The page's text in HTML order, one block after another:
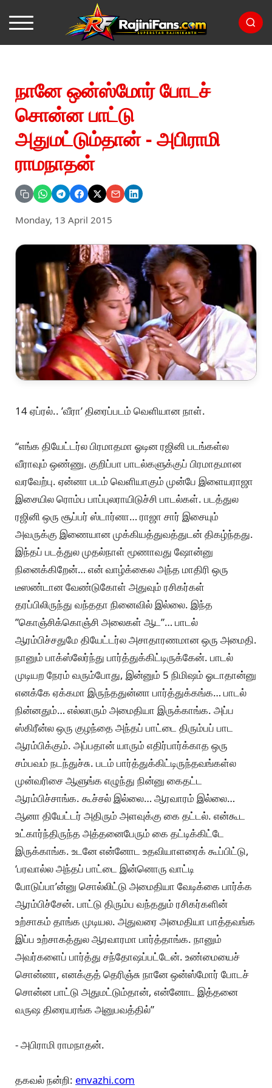
நானே ஒன்ஸ்மோர் போடச்
சொன்ன பாட்டு
அதுமட்டும்தான் - அபிராமி
ராமநாதன்
Monday, 13 April 2015
14 ஏப்ரல்.. ’வீரா’ திரைப்படம் வெளியான நாள்.
“எங்க தியேட்டர்ல பிரமாதமா ஓடின ரஜினி படங்கள்ல
வீராவும் ஒண்ணு. குறிப்பா பாடல்களுக்குப் பிரமாதமான
வரவேற்பு. ஏன்னா படம் வெளியாகும் முன்பே இளையராஜா
இசையில ரொம்ப பாப்புலராயிடுச்சி பாடல்கள். படத்துல
ரஜினி ஒரு சூப்பர் ஸ்டார்னா… ராஜா சார் இசையும்
அவருக்கு இணையான முக்கியத்துவத்துடன் திகழ்ந்தது.
இந்தப் படத்துல முதல்நாள் மூணாவது ஷோன்னு
நினைக்கிறேன்… என் வாழ்க்கைல அந்த மாதிரி ஒரு
டீஸண்டான வேண்டுகோள் அதுவும் ரசிகர்கள்
தரப்பிலிருந்து வந்ததா நினைவில் இல்லை. இந்த
”கொஞ்சிக்கொஞ்சி அலைகள் ஆட”… பாடல்
ஆரம்பிச்சதுமே தியேட்டர்ல அசாதாரணமான ஒரு அமைதி.
நானும் பாக்ஸ்லேர்ந்து பார்த்துக்கிட்டிருக்கேன். பாடல்
முடியற நேரம் வரும்போது, இன்னும் 5 நிமிஷம் ஓடாதான்னு
எனக்கே ஏக்கமா இருந்ததுன்னா பார்த்துக்கங்க… பாடல்
நின்னதும்… எல்லாரும் அமைதியா இருக்காங்க. அப்ப
ஸ்கிரீன்ல ஒரு குழந்தை அந்தப் பாட்டை திரும்பப் பாட
ஆரம்பிக்கும். அப்பதான் யாரும் எதிர்பார்க்காத ஒரு
சம்பவம் நடந்துச்சு. படம் பார்த்துக்கிட்டிருந்தவங்கள்ல
முன்வரிசை ஆளுங்க எழுந்து நின்னு கைதட்ட
ஆரம்பிச்சாங்க. கூச்சல் இல்லை… ஆரவாரம் இல்லை…
ஆனா தியேட்டர் அதிரும் அளவுக்கு கை தட்டல். என்கூட
உட்கார்ந்திருந்த அத்தனைபேரும் கை தட்டிக்கிட்டே
இருக்காங்க. உடனே என்னோட உதவியாளரைக் கூப்பிட்டு,
‘பரவால்ல அந்தப் பாட்டை இன்னொரு வாட்டி
போடுப்பா’ன்னு சொல்லிட்டு அமைதியா வேடிக்கை பார்க்க
ஆரம்பிச்சேன். பாட்டு திரும்ப வந்ததும் ரசிகர்களின்
உற்சாகம் தாங்க முடியல. அதுவரை அமைதியா பாத்தவங்க
இப்ப உற்சாகத்துல ஆரவாரமா பார்த்தாங்க. நானும்
அவர்களைப் பார்த்து சந்தோஷப்பட்டேன். உண்மையைச்
சொன்னா, எனக்குத் தெரிஞ்சு நானே ஒன்ஸ்மோர் போடச்
சொன்ன பாட்டு அதுமட்டும்தான், என்னோட இத்தனை
வருஷ திரையரங்க அனுபவத்தில்”
- அபிராமி ராமநாதன்.
தகவல் நன்றி: envazhi.com